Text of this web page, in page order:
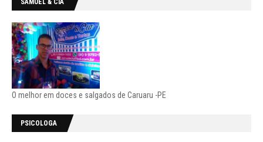
SAMUEL & CIA
O melhor em doces e salgados de Caruaru -PE
PSICOLOGA